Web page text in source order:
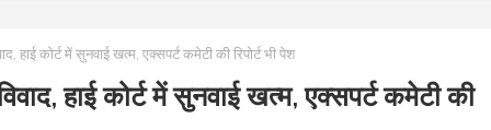
हाई कोर्ट में सुनवाई खत्म, एक्सपर्ट कमेटी की रिपोर्ट भी पेश
हाई कोर्ट में सुनवाई खत्म, एक्सपर्ट कमेटी की